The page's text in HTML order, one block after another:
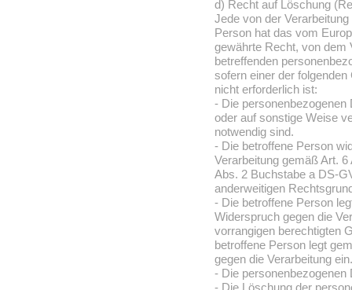
d) Recht auf Löschung
Jede von der
Person hat das vom
gewährte Recht, von dem
betreffenden
sofern einer der
nicht erforderlich ist:
- Die
oder auf sonstige Weise
notwendig sind.
- Die betroffene Person
Verarbeitung gemäß Art.
Abs. 2 Buchstabe a DS-
anderweitigen
- Die betroffene Person
Widerspruch gegen die
vorrangigen berechtigten
betroffene Person legt
gegen die Verarbeitung ein.
- Die
- Die Löschung der